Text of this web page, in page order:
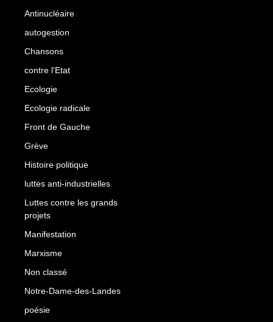
Antinucléaire
autogestion
Chansons
contre l'Etat
Ecologie
Ecologie radicale
Front de Gauche
Grève
Histoire politique
luttes anti-industrielles
Luttes contre les grands
projets
Manifestation
Marxisme
Non classé
Notre-Dame-des-Landes
poésie